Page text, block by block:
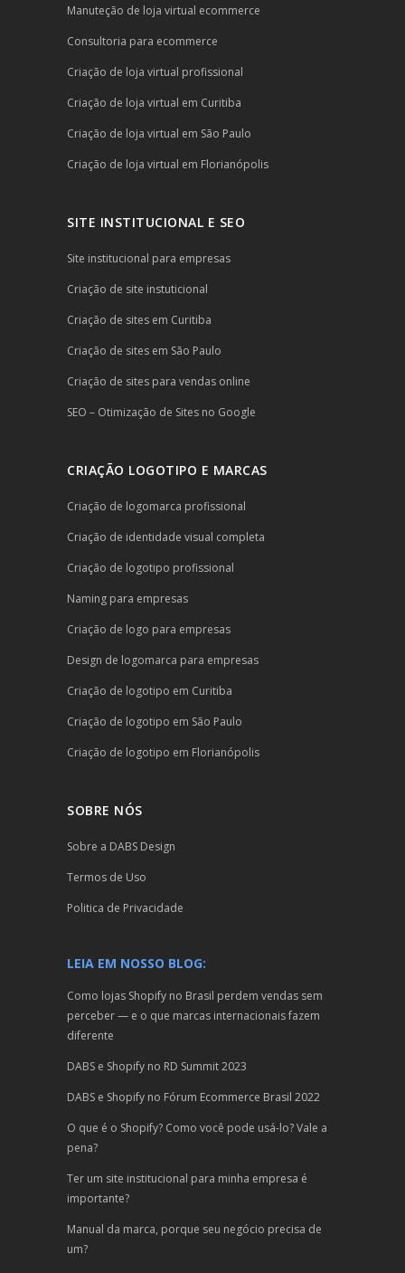
Manuteção de loja virtual ecommerce
Consultoria para ecommerce
Criação de loja virtual profissional
Criação de loja virtual em Curitiba
Criação de loja virtual em São Paulo
Criação de loja virtual em Florianópolis
SITE INSTITUCIONAL E SEO
Site institucional para empresas
Criação de site instuticional
Criação de sites em Curitiba
Criação de sites em São Paulo
Criação de sites para vendas online
SEO – Otimização de Sites no Google
CRIAÇÃO LOGOTIPO E MARCAS
Criação de logomarca profissional
Criação de identidade visual completa
Criação de logotipo profissional
Naming para empresas
Criação de logo para empresas
Design de logomarca para empresas
Criação de logotipo em Curitiba
Criação de logotipo em São Paulo
Criação de logotipo em Florianópolis
SOBRE NÓS
Sobre a DABS Design
Termos de Uso
Politica de Privacidade
LEIA EM NOSSO BLOG:
Como lojas Shopify no Brasil perdem vendas sem
perceber — e o que marcas internacionais fazem
diferente
DABS e Shopify no RD Summit 2023
DABS e Shopify no Fórum Ecommerce Brasil 2022
O que é o Shopify? Como você pode usá-lo? Vale a
pena?
Ter um site institucional para minha empresa é
importante?
Manual da marca, porque seu negócio precisa de
um?